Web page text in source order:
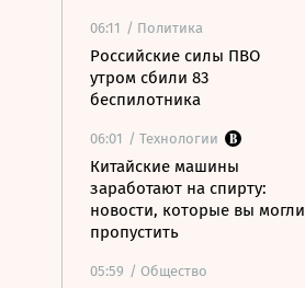
06:11 / Политика
Российские силы ПВО
утром сбили 83
беспилотника
06:01 / Технологии
Китайские машины
заработают на спирту:
новости, которые вы могли
пропустить
05:59 / Общество